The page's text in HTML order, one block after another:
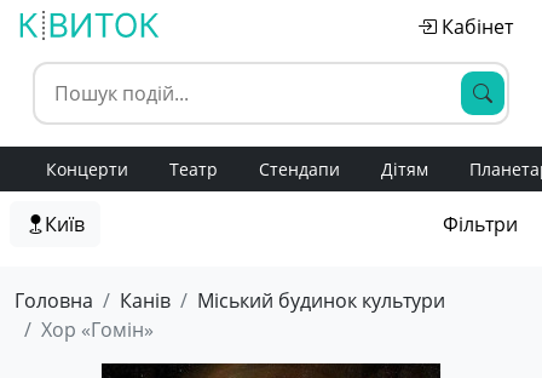
Кабінет
Концерти Театр Стендапи Дітям
Київ Фільтри
Головна Канів
Міський будинок культури
Хор «Гомін»